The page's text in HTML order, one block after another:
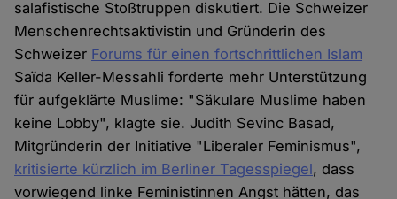
salafistische Stoßtruppen diskutiert. Die Schweizer
Menschenrechtsaktivistin und Gründerin des
Schweizer Forums für einen fortschrittlichen Islam
Saïda Keller-Messahli forderte mehr Unterstützung
für aufgeklärte Muslime: "Säkulare Muslime haben
keine Lobby", klagte sie. Judith Sevinc Basad,
Mitgründerin der Initiative "Liberaler Feminismus",
kritisierte kürzlich im Berliner Tagesspiegel, dass
vorwiegend linke Feministinnen Angst hätten, das